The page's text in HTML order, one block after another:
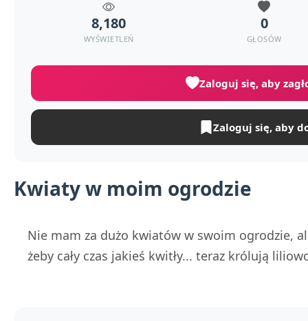
Kwiaty w moim ogrodzie
Nie mam za dużo kwiatów w swoim ogrodzie,
żeby cały czas jakieś kwitły... teraz królują
8,180
WYŚWIETLEŃ
0
GŁOSÓW
Zaloguj się, aby
Zaloguj się, aby